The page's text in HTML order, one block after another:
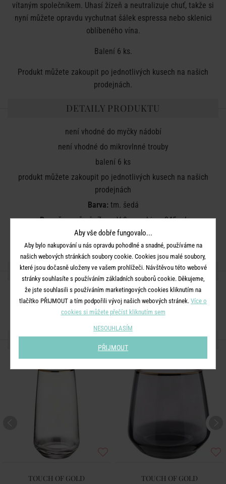
vítaným společníkem. Uhasí žízeň a neutralizuje chuť, takže si
nyní můžete opravdu vychutnat šálek espressa nebo sklenici
oblíbeného vína.
Balení 6 ks.
Produkt můžete zakoupit po jednotlivých kusech na našich
prodejnách.
DETAILY PRODUKTU
není vhodné do myčky nádobí
není vhodné do mikrovlnné trouby
balení 6 ks
produkt můžete zakoupit po jednotlivých kusech na našich
prodejnách
Barva:tm. šedá
Rozměry:průměr 7 cm, V 9 cm, objem 345 ml
Materiál:sklo
SDÍLEJTE S PŘÁTELI
DALŠÍ PRODUKTY ZE SÉRIE
TOUCH OF GOLD TOUCH OF GOLD
Aby vše dobře fungovalo...
Aby bylo nakupování u nás opravdu pohodlné a snadné, používáme na
našich webových stránkách soubory cookie. Cookies jsou malé soubory,
které jsou dočasně uloženy ve vašem prohlížeči. Návštěvou této webové
stránky souhlasíte s používáním základních souborů cookie. Děkujeme,
že jste souhlasili s používáním marketingových cookies kliknutím na
tlačítko PŘIJMOUT a tím podpořili vývoj našich webových stránek. Více o
cookies si můžete přečíst kliknutím sem
NESOUHLASÍM
PŘIJMOUT